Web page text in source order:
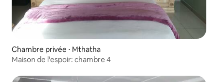
Chambre privée ⋅ Mthatha
Maison de l'espoir: chambre 4